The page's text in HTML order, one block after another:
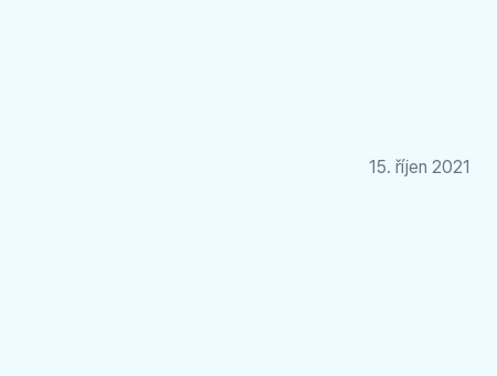
15. říjen 2021